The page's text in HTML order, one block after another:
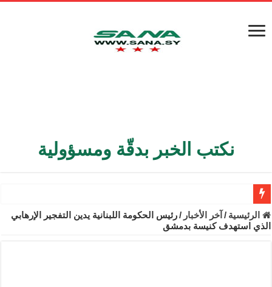
نكتب الخبر بدقّة ومسؤولية
الأمن الداخلي يعثر على مقبرة جماعية في ريف اللاذقية تضم 9 جثامين
الوزير الشيباني يبحث في باريس تعزيز الاستقرار في سوريا
الرئيسية / آخر الأخبار /رئيس الحكومة اللبنانية يدين التفجير الإرهابي
الذي استهدف كنيسة بدمشق